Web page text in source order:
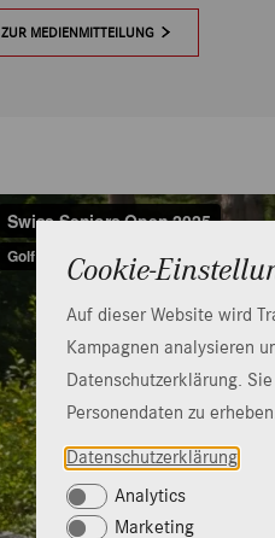
ZUR MEDIENMITTEILUNG
Cookie-
Auf dieser Website wird
Kampagnen analysieren
Datenschutzerklärung.
Personendaten zu
Datenschutzerklärung
Analytics
Marketing